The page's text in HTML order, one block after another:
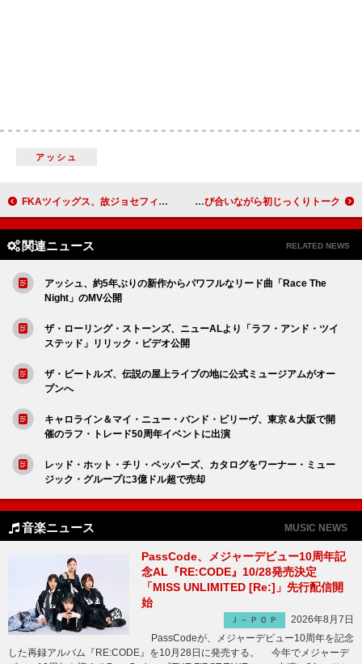
アッシュ
FKAツイッグス、故ジョセフィン・ベイカーの伝記映画に主演へ 松任谷由実、上沼恵美子とラジオ共演 「ユーミン」「エミリー」と呼び合いながら初じっくりトーク
関連ニュース RELATED NEWS
アッシュ、約5年ぶりの新作からパワフルなリード曲「Race The
Night」のMV公開
ザ・ローリング・ストーンズ、ニューALより「ラフ・アンド・ツイ
ステッド」リリック・ビデオ公開
ザ・ビートルズ、伝説の屋上ライブの地に公式ミュージアムがオー
プンへ
キャロライン＆マイ・ニュー・バンド・ビリーヴ、東京＆大阪で開
催のラフ・トレード50周年イベントに出演
レッド・ホット・チリ・ペッパーズ、カタログをワーナー・ミュー
ジック・グループに3億ドル超で売却
音楽ニュース MUSIC NEWS
PassCode、メジャーデビュー10周年記
念AL『RE:CODE』10/28発売決定
「MISS UNLIMITED [Re:]」先行配信開
始
Ｊ－ＰＯＰ
2026年8月7日
PassCodeが、メジャーデビュー10周年を記念
した再録アルバム『RE:CODE』を10月28日に発売する。 今年でメジャーデ